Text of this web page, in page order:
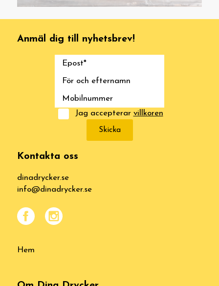
Anmäl dig till nyhetsbrev!
Jag accepterar villkoren
Skicka
Kontakta oss
dinadrycker.se
info@dinadrycker.se
Hem